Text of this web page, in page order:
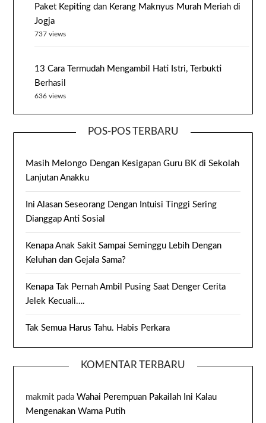
Paket Kepiting dan Kerang Maknyus Murah Meriah di
Jogja
737 views
13 Cara Termudah Mengambil Hati Istri, Terbukti
Berhasil
636 views
POS-POS TERBARU
Masih Melongo Dengan Kesigapan Guru BK di Sekolah
Lanjutan Anakku
Ini Alasan Seseorang Dengan Intuisi Tinggi Sering
Dianggap Anti Sosial
Kenapa Anak Sakit Sampai Seminggu Lebih Dengan
Keluhan dan Gejala Sama?
Kenapa Tak Pernah Ambil Pusing Saat Denger Cerita
Jelek Kecuali….
Tak Semua Harus Tahu. Habis Perkara
KOMENTAR TERBARU
makmit padaWahai Perempuan Pakailah Ini Kalau
Mengenakan Warna Putih